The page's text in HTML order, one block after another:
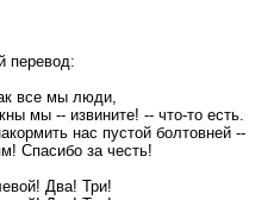
перевод:
все мы люди,
мы -- извините! -- что-то есть.
нас пустой болтовней --
Спасибо за честь!
Два! Три!